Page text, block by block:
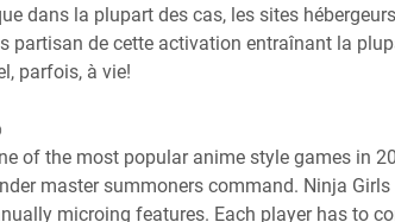
dans la plupart des cas, les sites
partisan de cette activation entraînant la
parfois, à vie!
of the most popular anime style games in
master summoners command. Ninja
microing features. Each player has to